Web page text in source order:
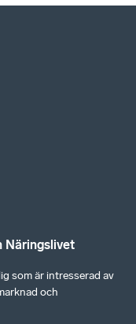
Näringslivet
som är intresserad av
och